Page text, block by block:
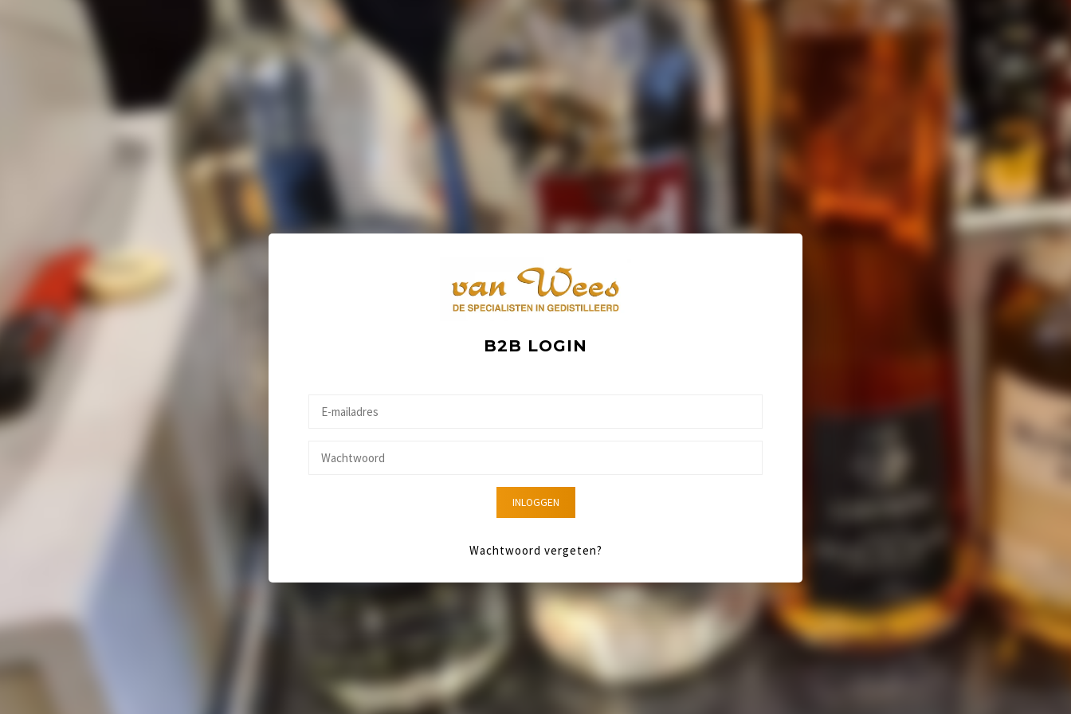
B2B LOGIN
INLOGGEN
Wachtwoord vergeten?